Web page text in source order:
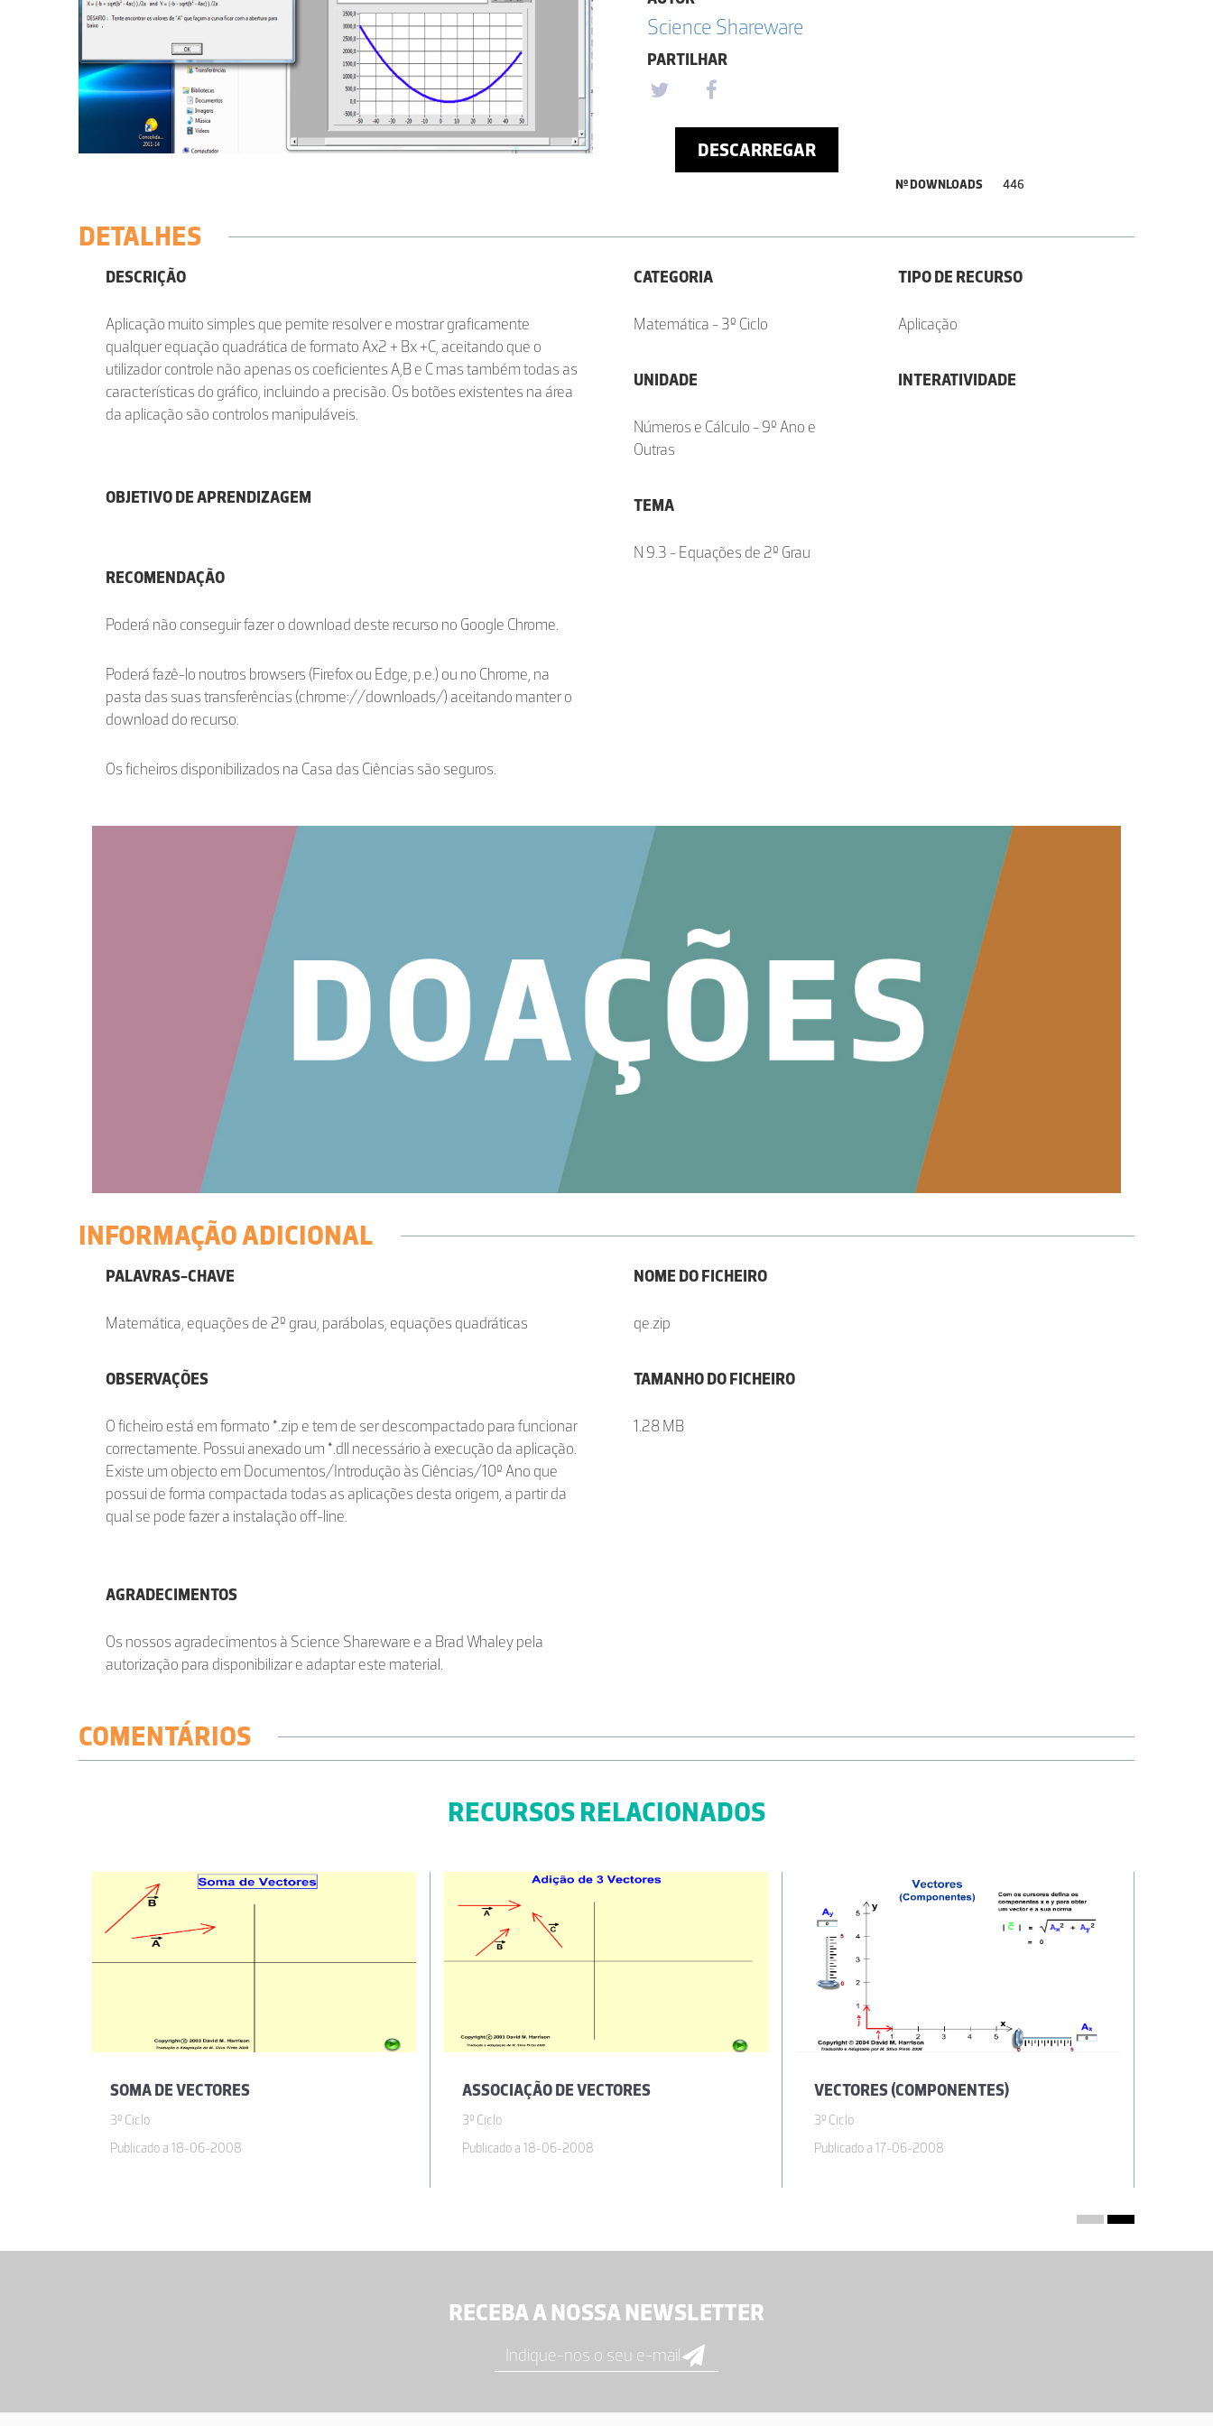
Science Shareware
PARTILHAR
DESCARREGAR
Nº DOWNLOADS 446
DETALHES
DESCRIÇÃO
Aplicação muito simples que pemite resolver e mostrar graficamente
qualquer equação quadrática de formato Ax2 + Bx +C, aceitando que o
utilizador controle não apenas os coeficientes A,B e C mas também todas as
características do gráfico, incluindo a precisão. Os botões existentes na área
da aplicação são controlos manipuláveis.
OBJETIVO DE APRENDIZAGEM
RECOMENDAÇÃO
Poderá não conseguir fazer o download deste recurso no Google Chrome.
Poderá fazê-lo noutros browsers (Firefox ou Edge, p.e.) ou no Chrome, na
pasta das suas transferências (chrome://downloads/) aceitando manter o
download do recurso.
Os ficheiros disponibilizados na Casa das Ciências são seguros.
CATEGORIA
Matemática - 3º Ciclo
UNIDADE
Números e Cálculo - 9º Ano e
Outras
TEMA
N 9.3 - Equações de 2º Grau
TIPO DE RECURSO
Aplicação
INTERATIVIDADE
INFORMAÇÃO ADICIONAL
PALAVRAS-CHAVE
Matemática, equações de 2º grau, parábolas, equações quadráticas
OBSERVAÇÕES
O ficheiro está em formato *.zip e tem de ser descompactado para funcionar
correctamente. Possui anexado um *.dll necessário à execução da aplicação.
Existe um objecto em Documentos/Introdução às Ciências/10º Ano que
possui de forma compactada todas as aplicações desta origem, a partir da
qual se pode fazer a instalação off-line.
AGRADECIMENTOS
Os nossos agradecimentos à Science Shareware e a Brad Whaley pela
autorização para disponibilizar e adaptar este material.
NOME DO FICHEIRO
qe.zip
TAMANHO DO FICHEIRO
1.28 MB
COMENTÁRIOS
RECURSOS RELACIONADOS
SOMA DE VECTORES
3º Ciclo
Publicado a 18-06-2008
ASSOCIAÇÃO DE VECTORES
3º Ciclo
Publicado a 18-06-2008
VECTORES (COMPONENTES)
3º Ciclo
Publicado a 17-06-2008
RECEBA A NOSSA NEWSLETTER